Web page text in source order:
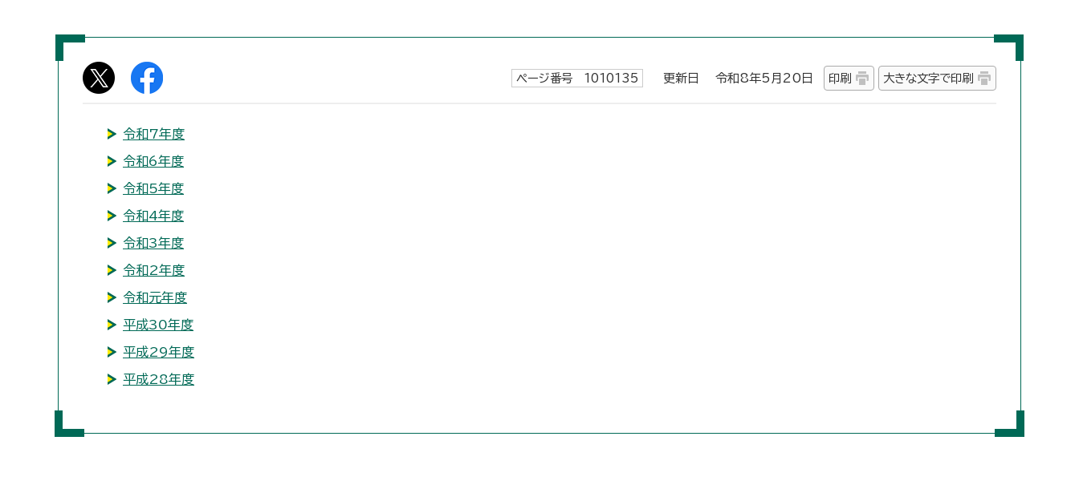
ページ番号 1010135 更新日 令和8年5月20日 印刷 大きな文字で印刷
令和7年度
令和6年度
令和5年度
令和4年度
令和3年度
令和2年度
令和元年度
平成30年度
平成29年度
平成28年度